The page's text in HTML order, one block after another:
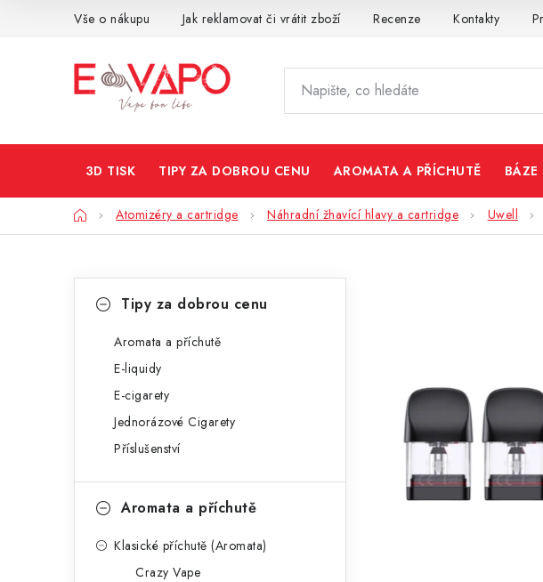
Vše o nákupu Jak reklamovat či vrátit zboží Recenze Kontakty
3D TISK TIPY ZA DOBROU CENU AROMATA A PŘÍCHUTĚ BÁZE
DomůAtomizéry a cartridge Náhradní žhavící hlavy a cartridge Uwell
n
kategorieTipy za dobrou cenu
Aromata a příchutě
E-liquidy
E-cigarety
Jednorázové Cigarety
Příslušenství
Aromata a příchutě
Klasické příchutě (Aromata)
Crazy Vape